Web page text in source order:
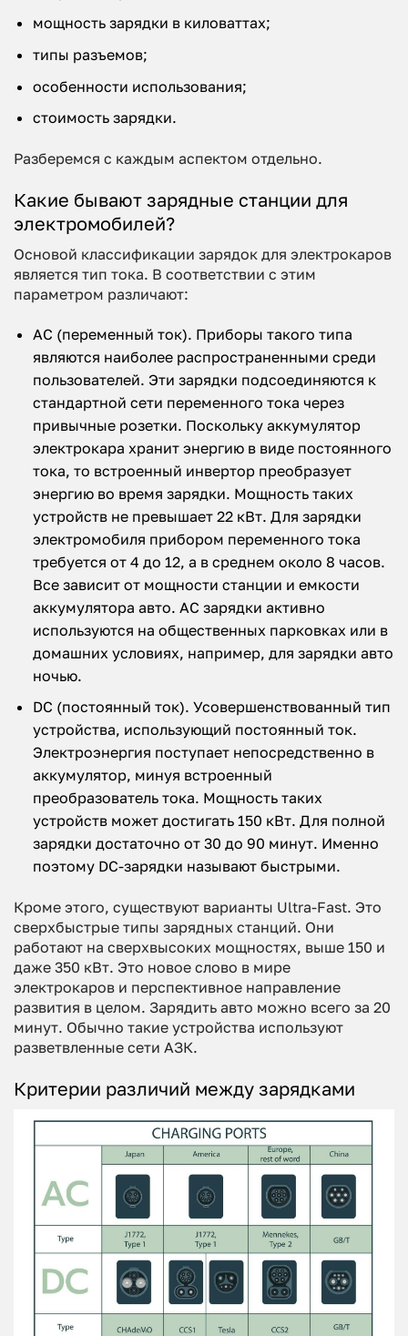
мощность зарядки в киловаттах;
типы разъемов;
особенности использования;
стоимость зарядки.
Разберемся с каждым аспектом отдельно.
Какие бывают зарядные станции для
электромобилей?
Основой классификации зарядок для электрокаров
является тип тока. В соответствии с этим
параметром различают:
AC (переменный ток). Приборы такого типа
являются наиболее распространенными среди
пользователей. Эти зарядки подсоединяются к
стандартной сети переменного тока через
привычные розетки. Поскольку аккумулятор
электрокара хранит энергию в виде постоянного
тока, то встроенный инвертор преобразует
энергию во время зарядки. Мощность таких
устройств не превышает 22 кВт. Для зарядки
электромобиля прибором переменного тока
требуется от 4 до 12, а в среднем около 8 часов.
Все зависит от мощности станции и емкости
аккумулятора авто. AC зарядки активно
используются на общественных парковках или в
домашних условиях, например, для зарядки авто
ночью.
DC (постоянный ток). Усовершенствованный тип
устройства, использующий постоянный ток.
Электроэнергия поступает непосредственно в
аккумулятор, минуя встроенный
преобразователь тока. Мощность таких
устройств может достигать 150 кВт. Для полной
зарядки достаточно от 30 до 90 минут. Именно
поэтому DC-зарядки называют быстрыми.
Кроме этого, существуют варианты Ultra-Fast. Это
сверхбыстрые типы зарядных станций. Они
работают на сверхвысоких мощностях, выше 150 и
даже 350 кВт. Это новое слово в мире
электрокаров и перспективное направление
развития в целом. Зарядить авто можно всего за 20
минут. Обычно такие устройства используют
разветвленные сети АЗК.
Критерии различий между зарядками